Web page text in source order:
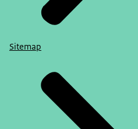
Sitemap